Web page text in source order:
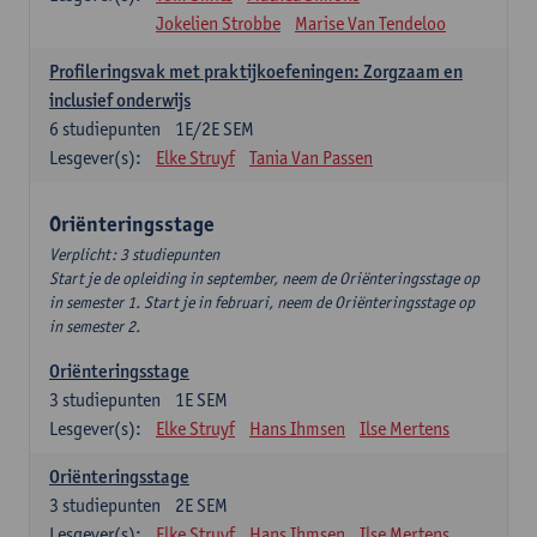
Jokelien Strobbe
Marise Van Tendeloo
Profileringsvak met praktijkoefeningen: Zorgzaam en
inclusief onderwijs
1E/2E SEM
6 studiepunten
Lesgever(s):
Elke Struyf Tania Van Passen
Oriënteringsstage
Verplicht: 3 studiepunten
Start je de opleiding in september, neem de Oriënteringsstage op
in semester 1. Start je in februari, neem de Oriënteringsstage op
in semester 2.
Oriënteringsstage
1E SEM
3 studiepunten
Lesgever(s):
Elke Struyf Hans Ihmsen Ilse Mertens
Oriënteringsstage
2E SEM
3 studiepunten